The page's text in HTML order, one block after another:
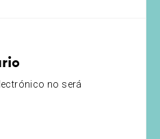
no será